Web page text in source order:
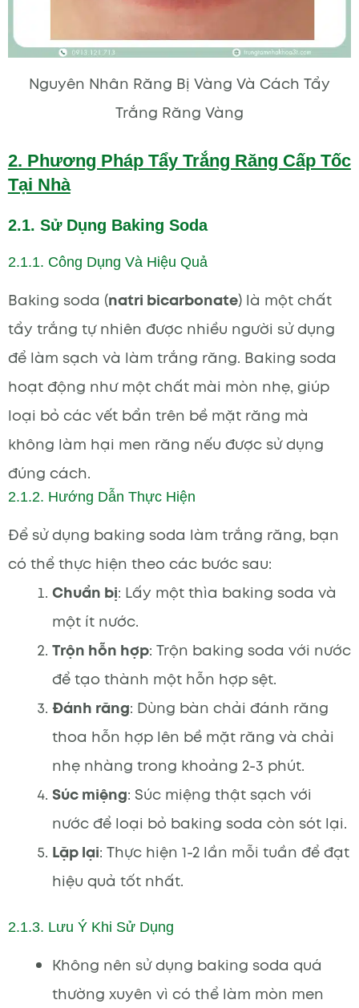
Nguyên Nhân Răng Bị Vàng Và Cách Tẩy
Trắng Răng Vàng
2. Phương Pháp Tẩy Trắng Răng Cấp Tốc
Tại Nhà
2.1. Sử Dụng Baking Soda
2.1.1. Công Dụng Và Hiệu Quả
Baking soda (natri bicarbonate) là một chất
tẩy trắng tự nhiên được nhiều người sử dụng
để làm sạch và làm trắng răng. Baking soda
hoạt động như một chất mài mòn nhẹ, giúp
loại bỏ các vết bẩn trên bề mặt răng mà
không làm hại men răng nếu được sử dụng
đúng cách.
2.1.2. Hướng Dẫn Thực Hiện
Để sử dụng baking soda làm trắng răng, bạn
có thể thực hiện theo các bước sau:
Chuẩn bị: Lấy một thìa baking soda và
một ít nước.
Trộn hỗn hợp: Trộn baking soda với nước
để tạo thành một hỗn hợp sệt.
Đánh răng: Dùng bàn chải đánh răng
thoa hỗn hợp lên bề mặt răng và chải
nhẹ nhàng trong khoảng 2-3 phút.
Súc miệng: Súc miệng thật sạch với
nước để loại bỏ baking soda còn sót lại.
Lặp lại: Thực hiện 1-2 lần mỗi tuần để đạt
hiệu quả tốt nhất.
2.1.3. Lưu Ý Khi Sử Dụng
Không nên sử dụng baking soda quá
thường xuyên vì có thể làm mòn men